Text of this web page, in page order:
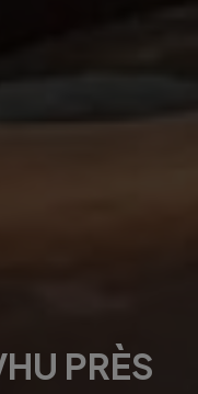
PRÈS